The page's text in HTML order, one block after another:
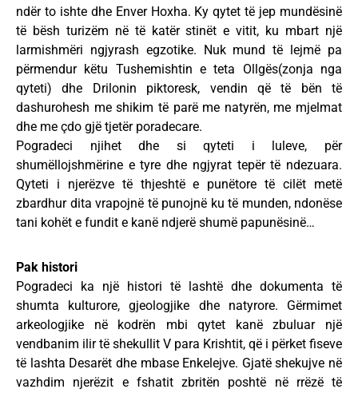
ndër to ishte dhe Enver Hoxha. Ky qytet të jep mundësinë
të bësh turizëm në të katër stinët e vitit, ku mbart një
larmishmëri ngjyrash egzotike. Nuk mund të lejmë pa
përmendur këtu Tushemishtin e teta Ollgës(zonja nga
qyteti) dhe Drilonin piktoresk, vendin që të bën të
dashurohesh me shikim të parë me natyrën, me mjelmat
dhe me çdo gjë tjetër poradecare.
Pogradeci njihet dhe si qyteti i luleve, për
shumëllojshmërine e tyre dhe ngjyrat tepër të ndezuara.
Qyteti i njerëzve të thjeshtë e punëtore të cilët metë
zbardhur dita vrapojnë të punojnë ku të munden, ndonëse
tani kohët e fundit e kanë ndjerë shumë papunësinë…
Pak histori
Pogradeci ka një histori të lashtë dhe dokumenta të
shumta kulturore, gjeologjike dhe natyrore. Gërmimet
arkeologjike në kodrën mbi qytet kanë zbuluar një
vendbanim ilir të shekullit V para Krishtit, që i përket fiseve
të lashta Desarët dhe mbase Enkelejve. Gjatë shekujve në
vazhdim njerëzit e fshatit zbritën poshtë në rrëzë të